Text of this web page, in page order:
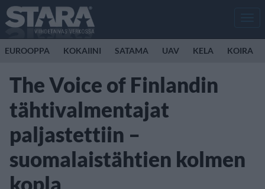
EUROOPPA KOKAIINI SATAMA UAV KELA KOIRA
The Voice of Finlandin
tähtivalmentajat
paljastettiin –
suomalaistähtien kolmen
kopla